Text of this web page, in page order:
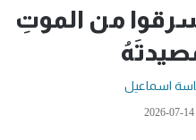
من الموتِ
اسماعيل
2026-07-14